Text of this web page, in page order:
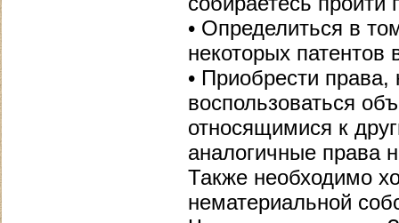
• Определиться в
некоторых патентов
• Приобрести
воспользоваться
относящимися к
аналогичные права
Также необходимо
нематериальной